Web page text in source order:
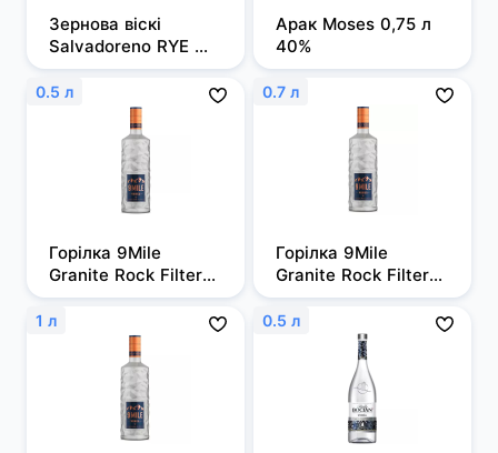
Зернова віскі
Salvadoreno RYE
0,7л 50%
Арак Moses 0,75 л
40%
0.5 л
Горілка 9Mile
Granite Rock Filtered
0,5л, 37,5%
0.7 л
Горілка 9Mile
Granite Rock Filtered
0,7 л, 37,5%
1 л 0.5 л